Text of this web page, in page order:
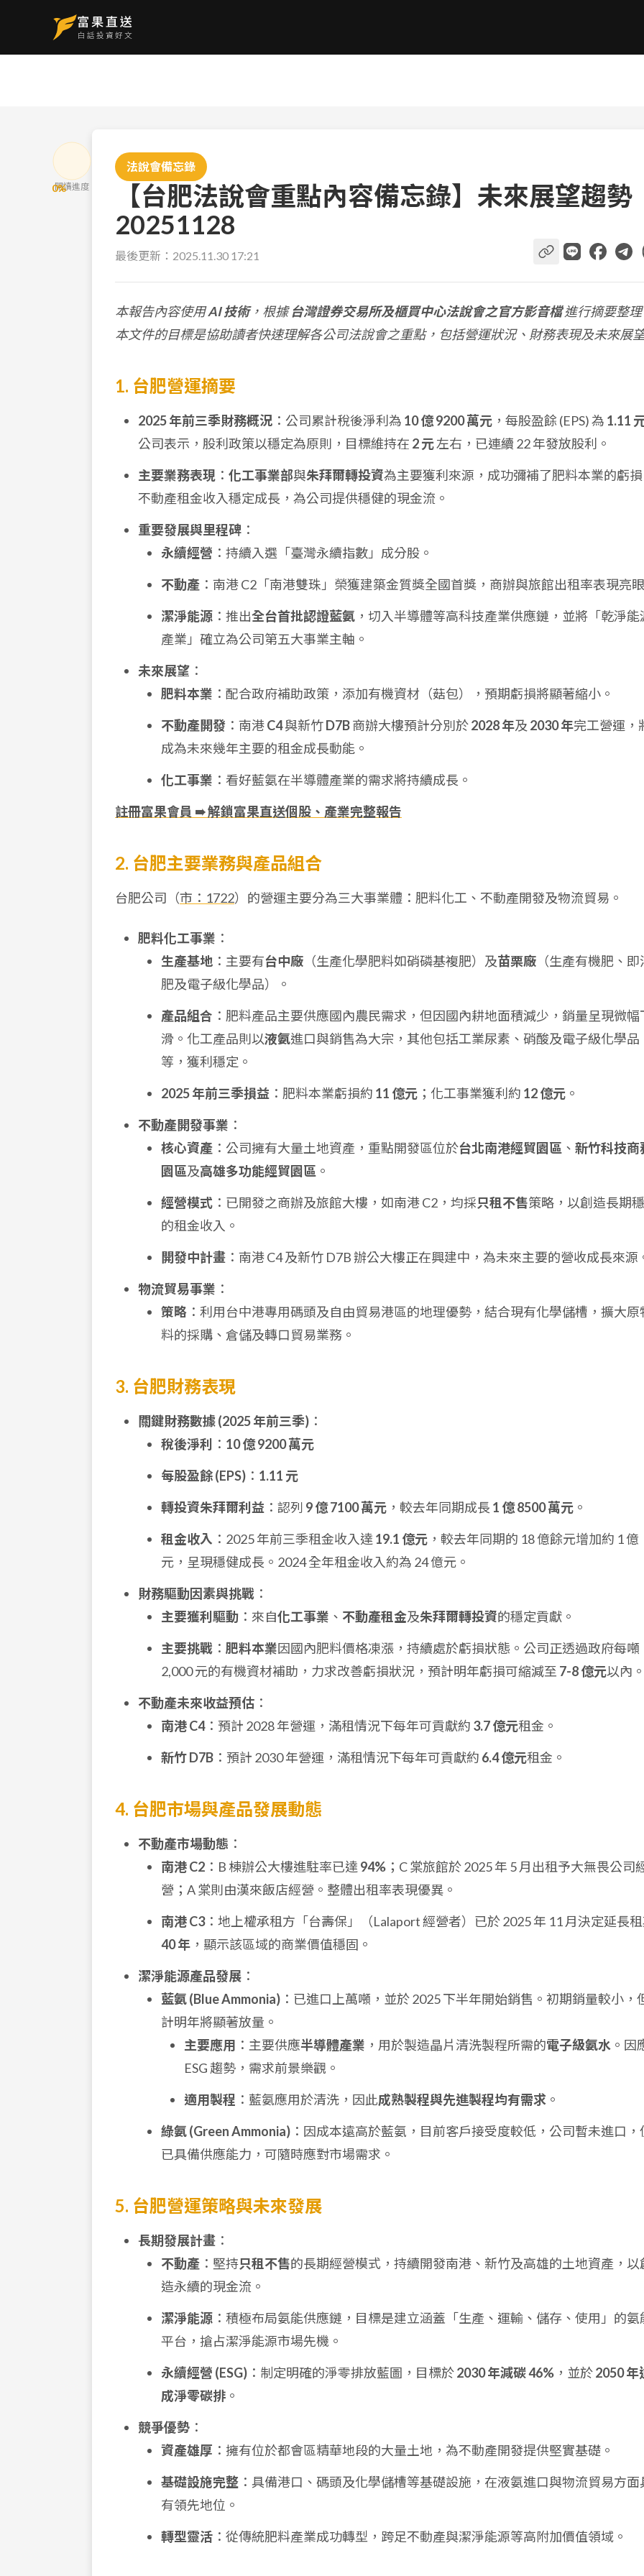
0%
閱讀進度
法說會備忘錄
【台肥法說會重點內容備忘錄】未來展望趨勢
20251128
最後更新： 2025.11.30 17:21
本報告內容使用AI 技術，根據台灣證券交易所及櫃買中心法說會之官方影音檔進行摘要整
本文件的目標是協助讀者快速理解各公司法說會之重點，包括營運狀況、財務表現及未來展
1. 台肥營運摘要
2025 年前三季財務概況 ：公司累計稅後淨利為 10 億 9200 萬元 ，每股盈餘 (EPS) 為 1.11
公司表示，股利政策以穩定為原則，目標維持在 2 元左右，已連續 22 年發放股利。
主要業務表現 ： 化工事業部與朱拜爾轉投資為主要獲利來源，成功彌補了肥料本業的虧
不動產租金收入穩定成長，為公司提供穩健的現金流。
重要發展與里程碑 ：
永續經營 ：持續入選「臺灣永續指數」成分股。
不動產 ：南港 C2「南港雙珠」榮獲建築金質獎全國首獎，商辦與旅館出租率表現亮
潔淨能源 ：推出全台首批認證藍氨 ，切入半導體等高科技產業供應鏈，並將「乾淨能
產業」確立為公司第五大事業主軸。
未來展望 ：
肥料本業 ：配合政府補助政策，添加有機資材（菇包），預期虧損將顯著縮小。
不動產開發 ：南港C4與新竹D7B商辦大樓預計分別於2028 年及 2030 年完工營運，
成為未來幾年主要的租金成長動能。
化工事業 ：看好藍氨在半導體產業的需求將持續成長。
註冊富果會員 ➠ 解鎖富果直送個股、產業完整報告
2. 台肥主要業務與產品組合
台肥公司（市：1722）的營運主要分為三大事業體：肥料化工、不動產開發及物流貿易。
肥料化工事業 ：
生產基地 ：主要有台中廠 （生產化學肥料如硝磷基複肥）及苗栗廠 （生產有機肥、即
肥及電子級化學品）。
產品組合 ：肥料產品主要供應國內農民需求，但因國內耕地面積減少，銷量呈現微幅
滑。化工產品則以液氨進口與銷售為大宗，其他包括工業尿素、硝酸及電子級化學品
等，獲利穩定。
2025 年前三季損益 ：肥料本業虧損約 11 億元 ；化工事業獲利約 12 億元 。
不動產開發事業 ：
核心資產 ：公司擁有大量土地資產，重點開發區位於台北南港經貿園區 、 新竹科技商
園區及高雄多功能經貿園區 。
經營模式 ：已開發之商辦及旅館大樓，如南港 C2，均採只租不售策略，以創造長期
的租金收入。
開發中計畫 ：南港 C4 及新竹 D7B 辦公大樓正在興建中，為未來主要的營收成長來源
物流貿易事業 ：
策略 ：利用台中港專用碼頭及自由貿易港區的地理優勢，結合現有化學儲槽，擴大原
料的採購、倉儲及轉口貿易業務。
3. 台肥財務表現
關鍵財務數據 (2025 年前三季) ：
稅後淨利
： 10 億 9200 萬元
每股盈餘 (EPS) ： 1.11 元
轉投資朱拜爾利益 ：認列 9 億 7100 萬元 ，較去年同期成長 1 億 8500 萬元 。
租金收入 ：2025 年前三季租金收入達 19.1 億元 ，較去年同期的 18 億餘元增加約 1 億
元，呈現穩健成長。2024 全年租金收入約為 24 億元。
財務驅動因素與挑戰 ：
主要獲利驅動 ：來自化工事業 、 不動產租金及朱拜爾轉投資的穩定貢獻。
主要挑戰 ： 肥料本業因國內肥料價格凍漲，持續處於虧損狀態。公司正透過政府每噸
2,000 元的有機資材補助，力求改善虧損狀況，預計明年虧損可縮減至 7-8 億元以內
不動產未來收益預估 ：
南港 C4：預計 2028 年營運，滿租情況下每年可貢獻約 3.7 億元租金。
新竹 D7B ：預計 2030 年營運，滿租情況下每年可貢獻約 6.4 億元租金。
4. 台肥市場與產品發展動態
不動產市場動態 ：
南港 C2 ：B 棟辦公大樓進駐率已達 94% ；C 棠旅館於 2025 年 5 月出租予大無畏公司
營；A 棠則由漢來飯店經營。整體出租率表現優異。
南港 C3：地上權承租方「台壽保」（Lalaport 經營者）已於 2025 年 11 月決定延長
40 年 ，顯示該區域的商業價值穩固。
潔淨能源產品發展 ：
藍氨 (Blue Ammonia) ：已進口上萬噸，並於 2025 下半年開始銷售。初期銷量較小，
計明年將顯著放量。
主要應用 ：主要供應半導體產業 ，用於製造晶片清洗製程所需的電子級氨水 。因
ESG 趨勢，需求前景樂觀。
適用製程 ：藍氨應用於清洗，因此成熟製程與先進製程均有需求 。
綠氨 (Green Ammonia) ：因成本遠高於藍氨，目前客戶接受度較低，公司暫未進口，
已具備供應能力，可隨時應對市場需求。
5. 台肥營運策略與未來發展
長期發展計畫 ：
不動產 ：堅持只租不售的長期經營模式，持續開發南港、新竹及高雄的土地資產，以
造永續的現金流。
潔淨能源 ：積極布局氨能供應鏈，目標是建立涵蓋「生產、運輸、儲存、使用」的氨
平台，搶占潔淨能源市場先機。
永續經營 (ESG) ：制定明確的淨零排放藍圖，目標於2030 年減碳 46% ，並於2050 年
成淨零碳排 。
競爭優勢 ：
資產雄厚 ：擁有位於都會區精華地段的大量土地，為不動產開發提供堅實基礎。
基礎設施完整 ：具備港口、碼頭及化學儲槽等基礎設施，在液氨進口與物流貿易方面
有領先地位。
轉型靈活 ：從傳統肥料產業成功轉型，跨足不動產與潔淨能源等高附加價值領域。